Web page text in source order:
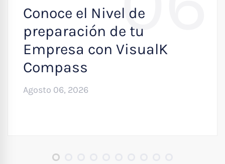
Conoce el Nivel de
preparación de tu
Empresa con VisualK
Compass
Agosto 06, 2026